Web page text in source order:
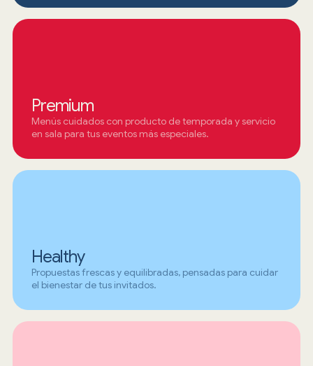
Premium
Menús cuidados con producto de temporada y servicio
en sala para tus eventos más especiales.
Healthy
Propuestas frescas y equilibradas, pensadas para cuidar
el bienestar de tus invitados.